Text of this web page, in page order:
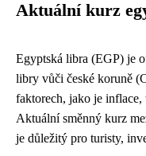
Aktuální kurz
Egyptská libra (EGP) je
libry vůči české koruně
faktorech, jako je inflace,
Aktuální směnný kurz
je důležitý pro turisty,